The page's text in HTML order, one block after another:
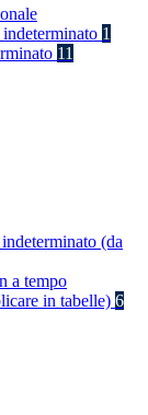
1
11
(da
a tempo
in tabelle) 6